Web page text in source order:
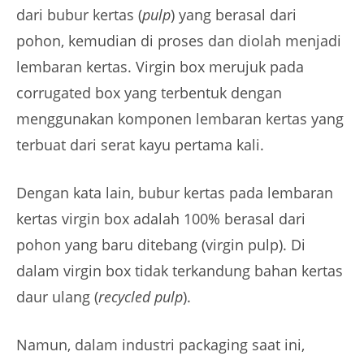
dari bubur kertas (pulp) yang berasal dari
pohon, kemudian di proses dan diolah menjadi
lembaran kertas. Virgin box merujuk pada
corrugated box yang terbentuk dengan
menggunakan komponen lembaran kertas yang
terbuat dari serat kayu pertama kali.
Dengan kata lain, bubur kertas pada lembaran
kertas virgin box adalah 100% berasal dari
pohon yang baru ditebang (virgin pulp). Di
dalam virgin box tidak terkandung bahan kertas
daur ulang (recycled pulp).
Namun, dalam industri packaging saat ini,